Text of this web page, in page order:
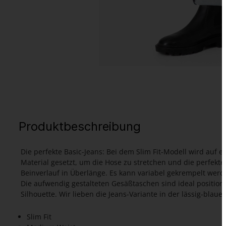
Produktbeschreibung
Die perfekte Basic-Jeans: Bei dem Slim Fit-Modell wird auf
Material gesetzt, um die Hose zu stretchen und die
Beinverlauf in Überlänge. Es kann variabel gekrempelt
Die aufwendig gestalteten Gesäßtaschen sind ideal
Silhouette. Wir lieben die Jeans-Variante in der lässig-
Slim Fit